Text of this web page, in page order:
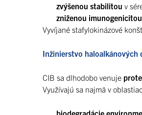
zvýšenou stabilitou v
zniženou imunogenicitou
Vyvíjané stafylokinázové
Inžinierstvo haloalkánových
CIB sa dlhodobo venuje
Využívajú sa najmä v